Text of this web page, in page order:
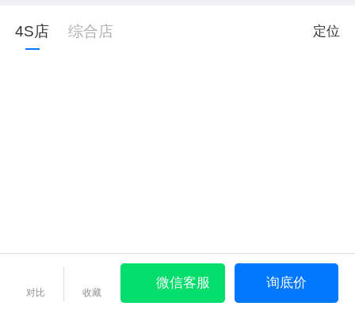
4S店 综合店 定位
对比 收藏
微信客服 询底价